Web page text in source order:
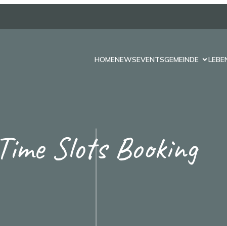
HOMENEWSEVENTSGEMEINDE
Time Slots Booking